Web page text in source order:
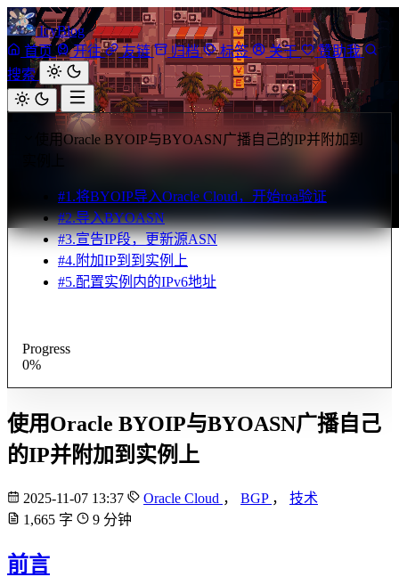
IcyBlog
首页
开往 友链 归档 标签 关于
赞助我
搜索
使用Oracle BYOIP与BYOASN广播自己的IP并附加到
#1.将BYOIP导入Oracle Cloud，开始roa验证
#2.导入BYOASN
#3.宣告IP段，更新源ASN
#4.附加IP到到实例上
#5.配置实例内的IPv6地址
Progress
0%
使用Oracle BYOIP与BYOASN广播自己
的IP并附加到实例上
2025-11-07 13:37 Oracle Cloud ， BGP ，
技术
1,665 字 9 分钟
前言